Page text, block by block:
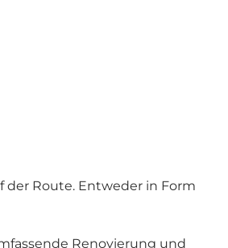
Route. Entweder in Form
Renovierung und